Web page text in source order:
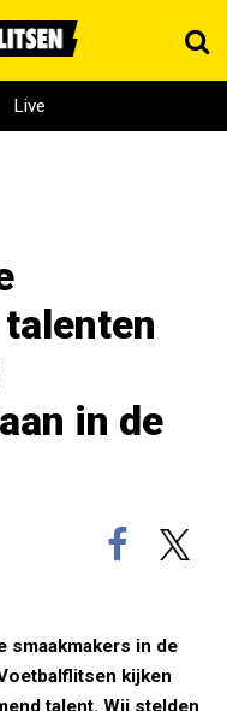
Live
talenten
in de
smaakmakers in de
kijken
talent. Wij stelden